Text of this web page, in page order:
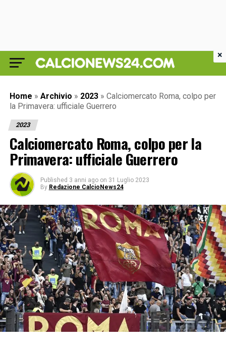
Home » Archivio » 2023 » Calciomercato Roma, colpo per
la Primavera: ufficiale Guerrero
2023
Calciomercato Roma, colpo per la
Primavera: ufficiale Guerrero
Published 3 anni ago on 31 Luglio 2023
By Redazione CalcioNews24
×